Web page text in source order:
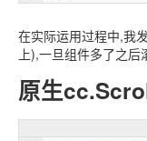
在实际运用过程中,我
上),一旦组件多了之
原生